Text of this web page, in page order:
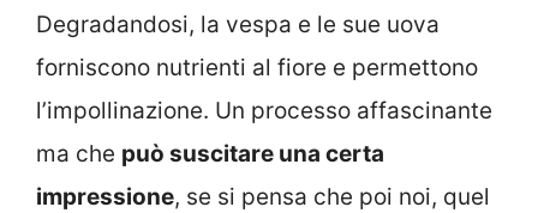
Degradandosi, la vespa e le sue uova
forniscono nutrienti al fiore e permettono
l’impollinazione. Un processo affascinante
ma che può suscitare una certa
impressione, se si pensa che poi noi, quel